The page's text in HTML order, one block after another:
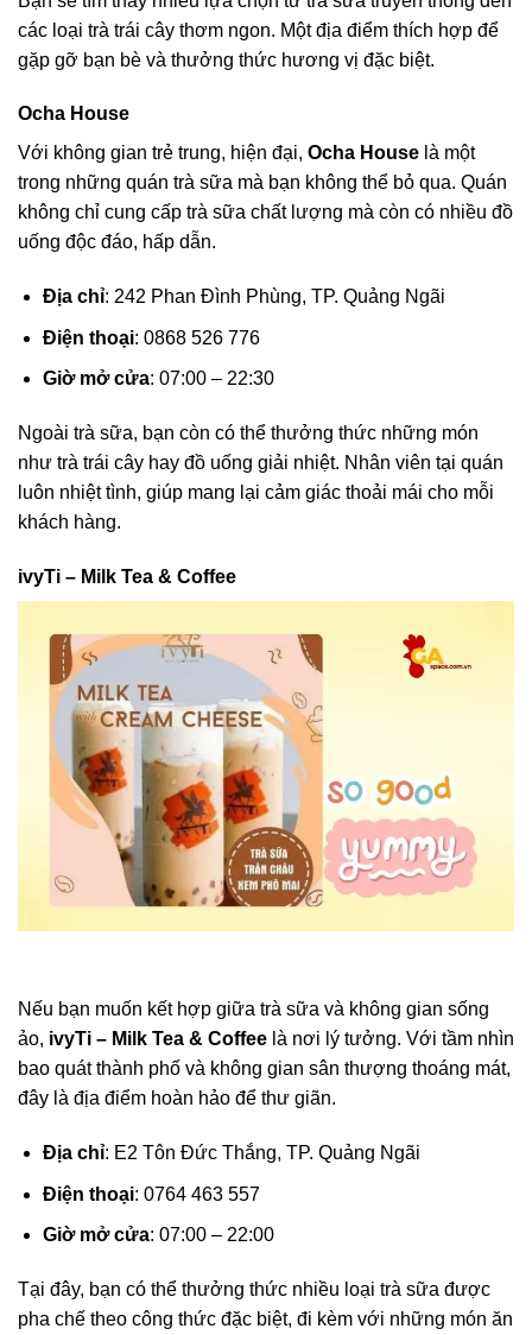
các loại trà trái cây thơm ngon. Một địa điểm thích hợp để
gặp gỡ bạn bè và thưởng thức hương vị đặc biệt.
Ocha House
Với không gian trẻ trung, hiện đại, Ocha House là một
trong những quán trà sữa mà bạn không thể bỏ qua. Quán
không chỉ cung cấp trà sữa chất lượng mà còn có nhiều đồ
uống độc đáo, hấp dẫn.
Địa chỉ: 242 Phan Đình Phùng, TP. Quảng Ngãi
Điện thoại: 0868 526 776
Giờ mở cửa: 07:00 – 22:30
Ngoài trà sữa, bạn còn có thể thưởng thức những món
như trà trái cây hay đồ uống giải nhiệt. Nhân viên tại quán
luôn nhiệt tình, giúp mang lại cảm giác thoải mái cho mỗi
khách hàng.
ivyTi – Milk Tea & Coffee
Nếu bạn muốn kết hợp giữa trà sữa và không gian sống
ảo, ivyTi – Milk Tea & Coffee là nơi lý tưởng. Với tầm nhìn
bao quát thành phố và không gian sân thượng thoáng mát,
đây là địa điểm hoàn hảo để thư giãn.
Địa chỉ: E2 Tôn Đức Thắng, TP. Quảng Ngãi
Điện thoại: 0764 463 557
Giờ mở cửa: 07:00 – 22:00
Tại đây, bạn có thể thưởng thức nhiều loại trà sữa được
pha chế theo công thức đặc biệt, đi kèm với những món ăn